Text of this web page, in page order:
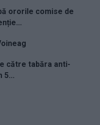
ororile comise de
către tabăra anti-
5...